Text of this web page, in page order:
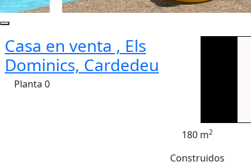
Casa en venta , Els
Dominics, Cardedeu
Planta 0
180 m2
Construidos